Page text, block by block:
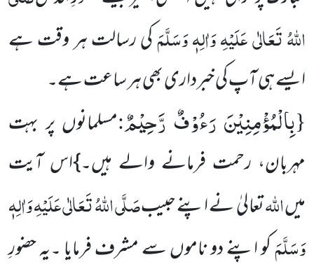
اللہُ تَعَالٰی عَلَیْہِ وَاٰلِہٖ وَسَلَّمَکی رسالت ہر وقت ہے
ایسے ہی آپ کی خبرداری بھی ہر ساعت ہے۔
{بِالْمُؤْمِنِیْنَ رَءُوْفٌ رَّحِیْمٌ:مسلمانوں پر بہت
مہربان، رحمت فرمانے والے ہیں۔}اس آیت
میںاللہتعالیٰنے اپنے حبیبصَلَّی اللہُ تَعَالٰی عَلَیْہِ وَاٰلِہٖ
وَسَلَّمَکو اپنے دو ناموں سے مشرف فرمایا ۔یہ حضورِ